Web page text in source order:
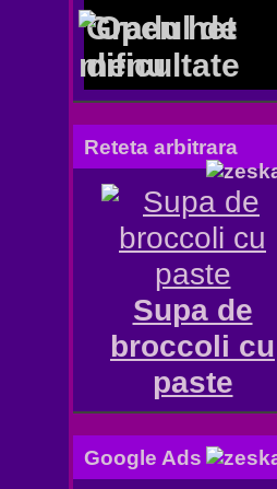
Gradul de
dificultate
Reteta arbitrara
Supa de
broccoli cu
paste
Google Ads